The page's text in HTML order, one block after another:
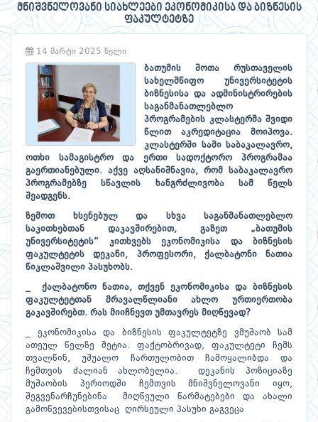
მნიშვნელოვანი სიახლეები ეკონომიკისა და ბიზნესის
ფაკულტეტზე
14 მარტი 2025 წელი
ბათუმის შოთა რუსთაველის
სახელმწიფო უნივერსიტეტის
ბიზნესისა და ადმინისტრირების
საგანმანათლებლო
პროგრამების კლასტერმა შვიდი
წლით აკრედიტაცია მოიპოვა.
კლასტერში სამი საბაკალავრო,
ოთხი სამაგისტრო და ერთი სადოქტორო პროგრამაა
გაერთიანებული. აქვე აღსანიშნავია, რომ საბაკალავრო
პროგრამებზე სწავლის ხანგრძლივობა სამ წელს
შეადგენს.
ზემოთ ხსენებულ და სხვა საგანმანათლებლო
საკითხებთან დაკავშირებით, გაზეთ „ბათუმის
უნივერსიტეტის“ კითხვებს ეკონომიკისა და ბიზნესის
ფაკულტეტის დეკანი, პროფესორი, ქალბატონი ნათია
წიკლაშვილი პასუხობს.
_ ქალბატონო ნათია, თქვენ ეკონომიკისა და ბიზნესის
ფაკულტეტთან მრავალწლიანი ახლო ურთიერთობა
გაკავშირებთ. რას მიიჩნევთ უმთავრეს მიღწევად?
_ ეკონომიკისა და ბიზნესის ფაკულტეტზე ვმუშაობ სამ
ათეულ წელზე მეტია. ფაქტობრივად, ფაკულტეტი ჩემს
თვალწინ, უშუალო ჩართულობით ჩამოყალიბდა და
ჩემთვის ძალიან ახლობელია. დეკანის პოზიციაზე
მუშაობის პერიოდში ჩემთვის მნიშვნელოვანი იყო,
შეგვენარჩუნებინა მიღწეული წარმატებები და ახალი
გამოწვევებისთვისაც ღირსეული პასუხი გაგვეცა